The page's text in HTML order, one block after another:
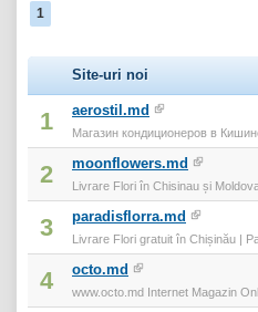
1
Site-uri noi
1 aerostil.md
Магазин кондиционеров в
2 moonflowers.md
Livrare Flori în Chisinau și Moldova
3 paradisflorra.md
Livrare Flori gratuit în Chișinău |
4 octo.md
www.octo.md Internet Magazin